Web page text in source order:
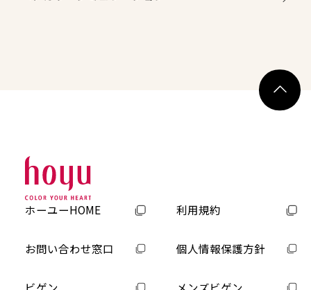
ホーユーHOME 利用規約
お問い合わせ窓口 個人情報保護方針